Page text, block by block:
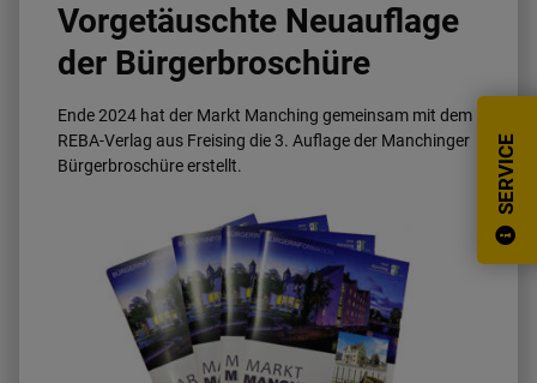
SERVICE
Vorgetäuschte Neuauflage
der Bürgerbroschüre
Ende 2024 hat der Markt Manching gemeinsam mit dem
REBA-Verlag aus Freising die 3. Auflage der Manchinger
Bürgerbroschüre erstellt.